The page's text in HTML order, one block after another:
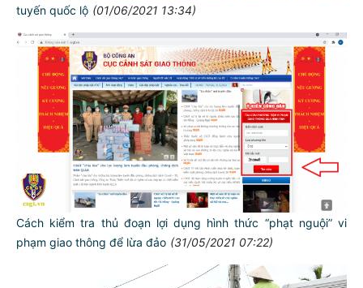
tuyến quốc lộ (01/06/2021 13:34)
Cách kiểm tra thủ đoạn lợi dụng hình thức “phạt nguội” vi
phạm giao thông để lừa đảo (31/05/2021 07:22)